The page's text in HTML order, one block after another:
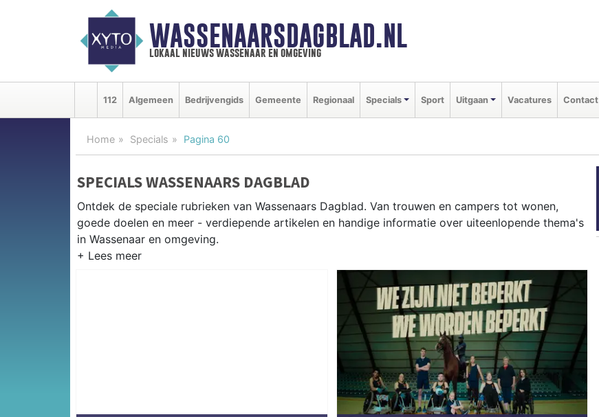
WASSENAARSDAGBLAD.NL
lokaal nieuws wassenaar en omgeving
112 Algemeen Bedrijvengids Gemeente Regionaal Specials Sport Uitgaan Vacatures Contact
Home Specials Pagina 60
SPECIALS WASSENAARS DAGBLAD
Ontdek de speciale rubrieken van Wassenaars Dagblad. Van trouwen en campers tot wonen,
goede doelen en meer - verdiepende artikelen en handige informatie over uiteenlopende thema's
in Wassenaar en omgeving.